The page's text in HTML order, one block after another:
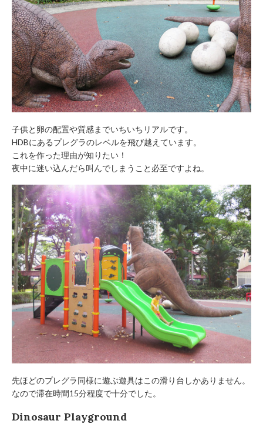
子供と卵の配置や質感までいちいちリアルです。
HDBにあるプレグラのレベルを飛び越えています。
これを作った理由が知りたい！
夜中に迷い込んだら叫んでしまうこと必至ですよね。
先ほどのプレグラ同様に遊ぶ遊具はこの滑り台しかありません。
なので滞在時間15分程度で十分でした。
Dinosaur Playground